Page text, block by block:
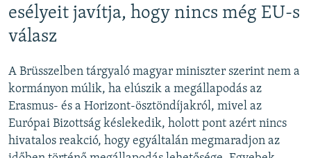
esélyeit javítja, hogy nincs még EU-s
válasz
A Brüsszelben tárgyaló magyar miniszter szerint nem a
kormányon múlik, ha elúszik a megállapodás az
Erasmus- és a Horizont-ösztöndíjakról, mivel az
Európai Bizottság késlekedik, holott pont azért nincs
hivatalos reakció, hogy egyáltalán megmaradjon az